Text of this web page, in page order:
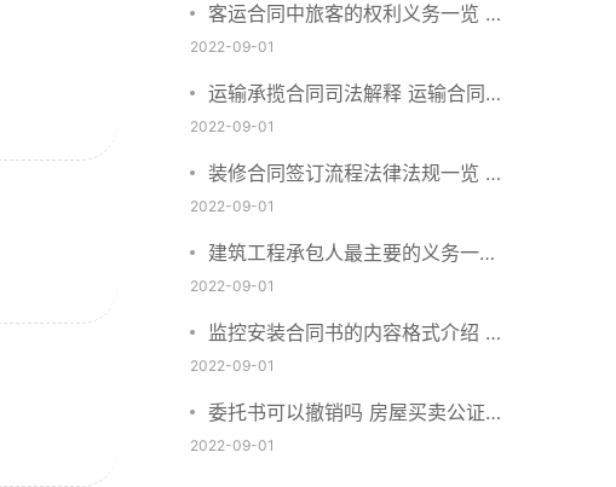
客运合同中旅客的权利义务一览 主
要包括这些内容
2022-09-01
运输承揽合同司法解释 运输合同中
承运人的义务有哪些
2022-09-01
装修合同签订流程法律法规一览 律
师解答
2022-09-01
建筑工程承包人最主要的义务一览
承包合同内容介绍
2022-09-01
监控安装合同书的内容格式介绍 一
般包括这些条款
2022-09-01
委托书可以撤销吗 房屋买卖公证可
否撤销
2022-09-01